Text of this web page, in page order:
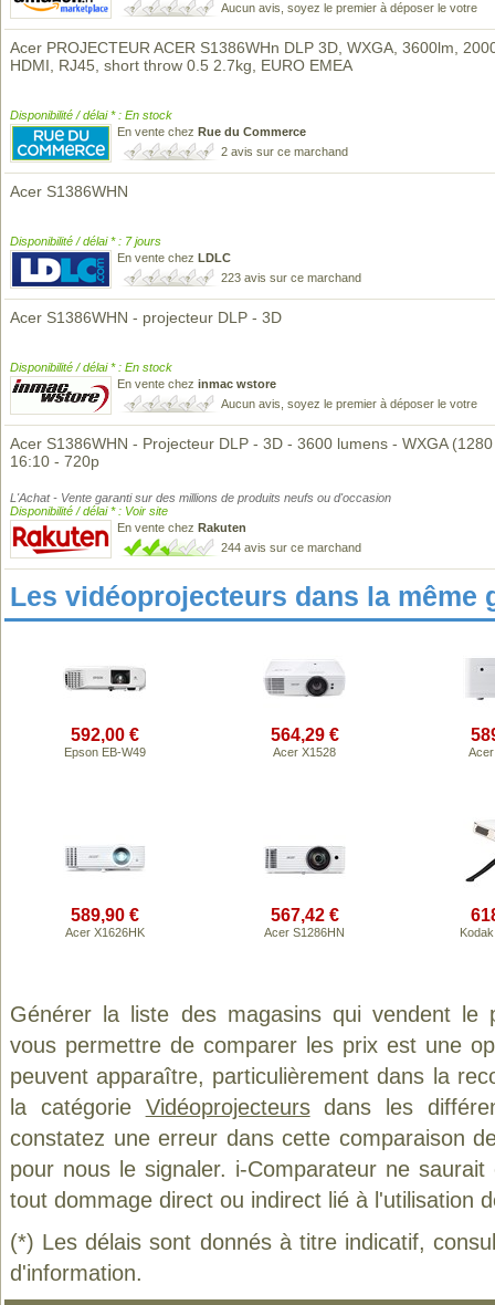
Aucun avis, soyez le premier à déposer le votre
Acer PROJECTEUR ACER S1386WHn DLP 3D, WXGA, 3600lm,
HDMI, RJ45, short throw 0.5 2.7kg, EURO EMEA
Disponibilité / délai * : En stock
En vente chez Rue du Commerce
2 avis sur ce marchand
Acer S1386WHN
Disponibilité / délai * : 7 jours
En vente chez LDLC
223 avis sur ce marchand
Acer S1386WHN - projecteur DLP - 3D
Disponibilité / délai * : En stock
En vente chez inmac wstore
Aucun avis, soyez le premier à déposer le votre
Acer S1386WHN - Projecteur DLP - 3D - 3600 lumens - WXGA
16:10 - 720p
L'Achat - Vente garanti sur des millions de produits neufs ou d'occasion
Disponibilité / délai * : Voir site
En vente chez Rakuten
244 avis sur ce marchand
Les vidéoprojecteurs dans la même
592,00 €
Epson EB-W49
564,29 €
Acer X1528
589,90 €
Acer X1626HK
567,42 €
Acer S1286HN
Générer la liste des magasins qui vendent le
vous permettre de comparer les prix est une
peuvent apparaître, particulièrement dans la
la catégorie Vidéoprojecteursdans les
constatez une erreur dans cette comparaison
pour nous le signaler. i-Comparateur ne
tout dommage direct ou indirect lié à l'utilisation
(*) Les délais sont donnés à titre indicatif,
d'information.